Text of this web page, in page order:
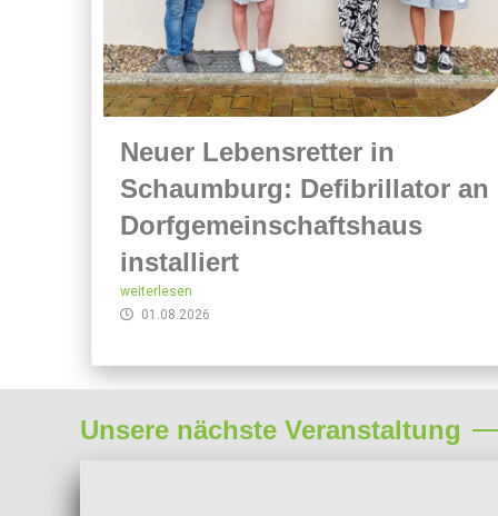
Neuer Lebensretter in
Schaumburg: Defibrillator an
Dorfgemeinschaftshaus
installiert
weiterlesen
01.08.2026
Unsere nächste Veranstaltung